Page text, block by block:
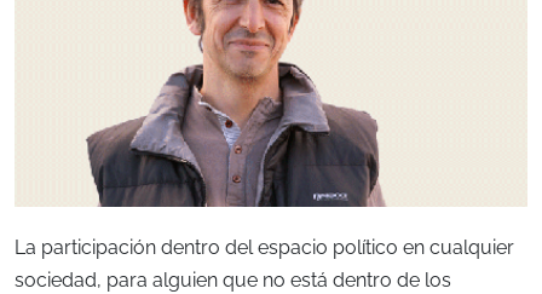
La participación dentro del espacio político en cualquier
sociedad, para alguien que no está dentro de los